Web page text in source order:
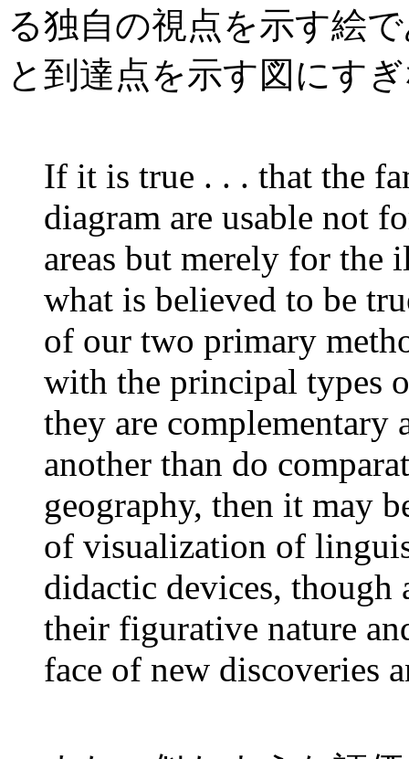
る独自の視点を示す絵
と到達点を示す図にす
If it is true . . . that the
diagram are usable not
areas but merely for
what is believed to be
of our two primary
with the principal types
they are complementary
another than do
geography, then it may
of visualization of
didactic devices,
their figurative nature
face of new discoveries